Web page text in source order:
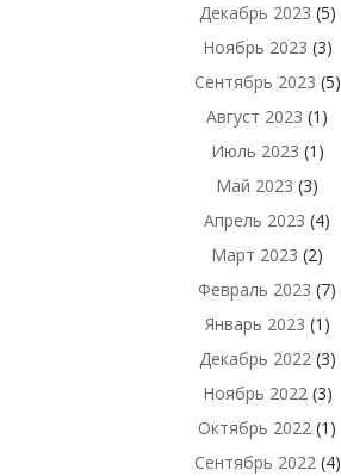
Декабрь 2023 (5)
Ноябрь 2023 (3)
Сентябрь 2023 (5)
Август 2023 (1)
Июль 2023 (1)
Май 2023 (3)
Апрель 2023 (4)
Март 2023 (2)
Февраль 2023 (7)
Январь 2023 (1)
Декабрь 2022(3)
Ноябрь 2022(3)
Октябрь 2022 (1)
Сентябрь 2022(4)